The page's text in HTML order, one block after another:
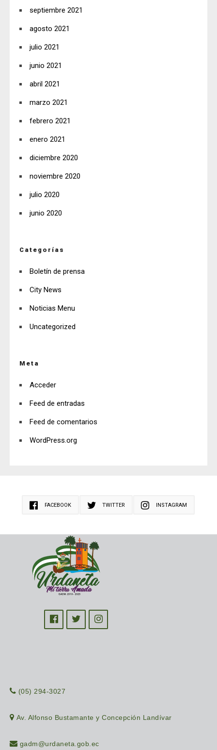
septiembre 2021
agosto 2021
julio 2021
junio 2021
abril 2021
marzo 2021
febrero 2021
enero 2021
diciembre 2020
noviembre 2020
julio 2020
junio 2020
Categorías
Boletín de prensa
City News
Noticias Menu
Uncategorized
Meta
Acceder
Feed de entradas
Feed de comentarios
WordPress.org
FACEBOOK TWITTER INSTAGRAM
(05) 294-3027
Av. Alfonso Bustamante y Concepción Landívar
gadm@urdaneta.gob.ec